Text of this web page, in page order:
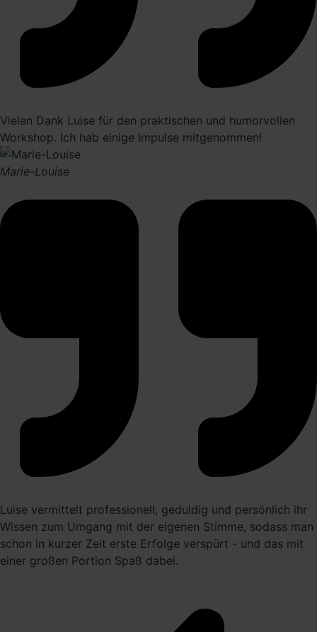
Vielen Dank Luise für den praktischen und humorvollen
Workshop. Ich hab einige Impulse mitgenommen!
Marie-Louise
Luise vermittelt professionell, geduldig und persönlich ihr
Wissen zum Umgang mit der eigenen Stimme, sodass man
schon in kurzer Zeit erste Erfolge verspürt - und das mit
einer großen Portion Spaß dabei.